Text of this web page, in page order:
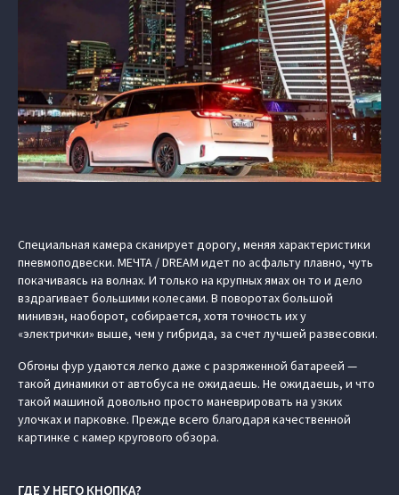
Специальная камера сканирует дорогу, меняя характеристики
пневмоподвески. МЕЧТА / DREAM идет по асфальту плавно, чуть
покачиваясь на волнах. И только на крупных ямах он то и дело
вздрагивает большими колесами. В поворотах большой
минивэн, наоборот, собирается, хотя точность их у
«электрички» выше, чем у гибрида, за счет лучшей развесовки.
Обгоны фур удаются легко даже с разряженной батареей —
такой динамики от автобуса не ожидаешь. Не ожидаешь, и что
такой машиной довольно просто маневрировать на узких
улочках и парковке. Прежде всего благодаря качественной
картинке с камер кругового обзора.
ГДЕ У НЕГО КНОПКА?